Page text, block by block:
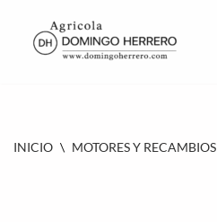
SALTAR
INICIO \ MOTORES Y RECAMBIOS